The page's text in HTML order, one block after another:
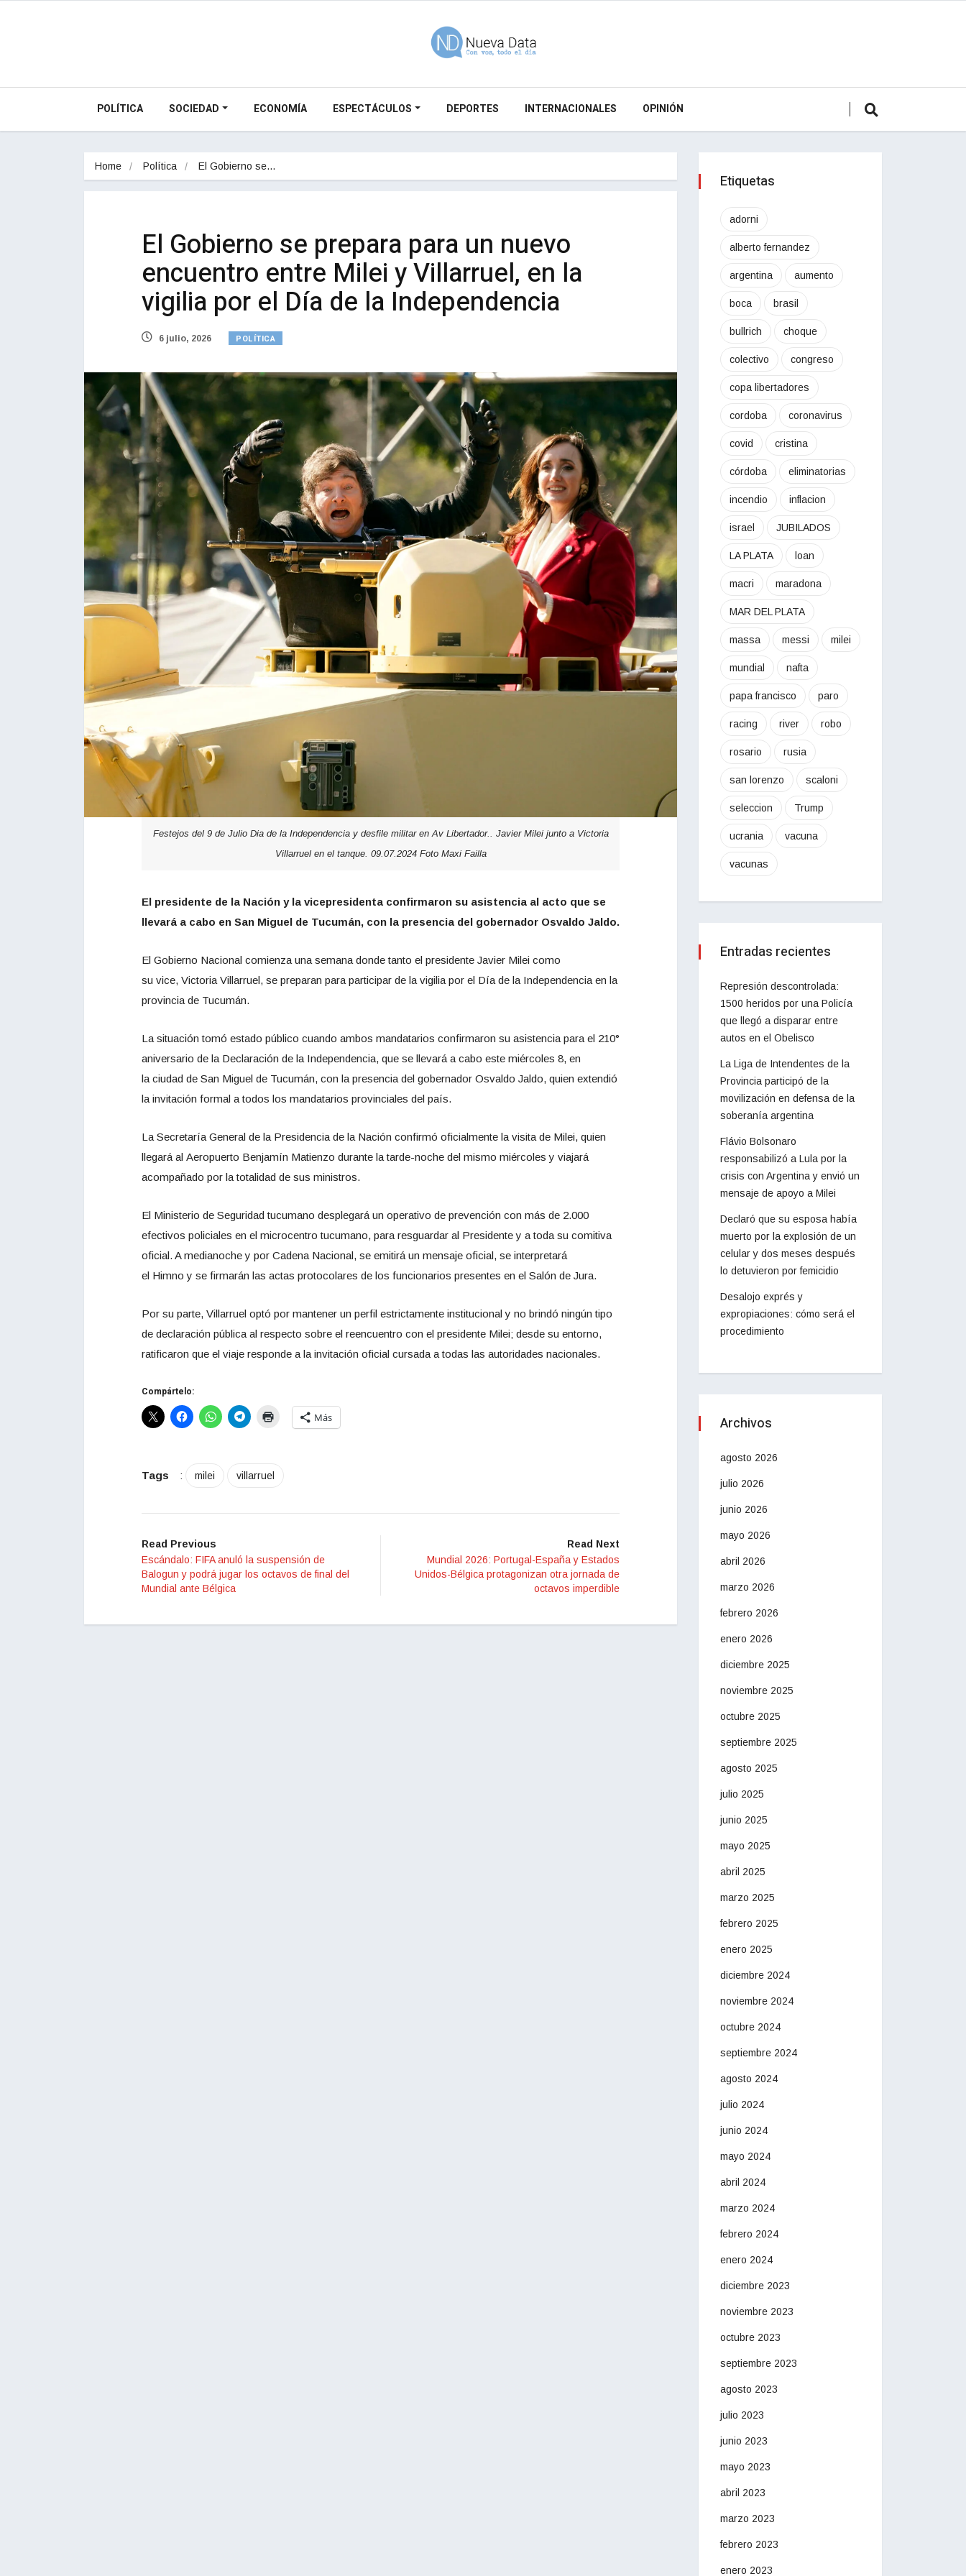
POLÍTICA SOCIEDAD ECONOMÍA ESPECTÁCULOS DEPORTES INTERNACIONALES OPINIÓN
Home Política El Gobierno se…
El Gobierno se prepara para un nuevo
encuentro entre Milei y Villarruel, en la
vigilia por el Día de la Independencia
6 julio, 2026 POLÍTICA
Festejos del 9 de Julio Dia de la Independencia y desfile militar en Av Libertador.. Javier Milei junto a Victoria
Villarruel en el tanque. 09.07.2024 Foto Maxi Failla
El presidente de la Nación y la vicepresidenta confirmaron su asistencia al acto que se
llevará a cabo en San Miguel de Tucumán, con la presencia del gobernador Osvaldo Jaldo.
El Gobierno Nacional comienza una semana donde tanto el presidente Javier Milei como
su vice, Victoria Villarruel, se preparan para participar de la vigilia por el Día de la Independencia en la
provincia de Tucumán.
La situación tomó estado público cuando ambos mandatarios confirmaron su asistencia para el 210°
aniversario de la Declaración de la Independencia, que se llevará a cabo este miércoles 8, en
la ciudad de San Miguel de Tucumán, con la presencia del gobernador Osvaldo Jaldo, quien extendió
la invitación formal a todos los mandatarios provinciales del país.
La Secretaría General de la Presidencia de la Nación confirmó oficialmente la visita de Milei, quien
llegará al Aeropuerto Benjamín Matienzo durante la tarde-noche del mismo miércoles y viajará
acompañado por la totalidad de sus ministros.
El Ministerio de Seguridad tucumano desplegará un operativo de prevención con más de 2.000
efectivos policiales en el microcentro tucumano, para resguardar al Presidente y a toda su comitiva
oficial. A medianoche y por Cadena Nacional, se emitirá un mensaje oficial, se interpretará
el Himno y se firmarán las actas protocolares de los funcionarios presentes en el Salón de Jura.
Por su parte, Villarruel optó por mantener un perfil estrictamente institucional y no brindó ningún tipo
de declaración pública al respecto sobre el reencuentro con el presidente Milei; desde su entorno,
ratificaron que el viaje responde a la invitación oficial cursada a todas las autoridades nacionales.
Compártelo:
Más
Tags : milei villarruel
Read Previous
Escándalo: FIFA anuló la suspensión de
Balogun y podrá jugar los octavos de final del
Mundial ante Bélgica
Read Next
Mundial 2026: Portugal-España y Estados
Unidos-Bélgica protagonizan otra jornada de
octavos imperdible
Etiquetas
adorni
alberto fernandez
argentina aumento
boca brasil
bullrich choque
colectivo congreso
copa libertadores
cordoba coronavirus
covid cristina
córdoba eliminatorias
incendio inflacion
israel JUBILADOS
LA PLATA loan
macri maradona
MAR DEL PLATA
massa messi milei
mundial nafta
papa francisco paro
racing river robo
rosario rusia
san lorenzo scaloni
seleccion Trump
ucrania vacuna
vacunas
Entradas recientes
Represión descontrolada:
1500 heridos por una Policía
que llegó a disparar entre
autos en el Obelisco
La Liga de Intendentes de la
Provincia participó de la
movilización en defensa de la
soberanía argentina
Flávio Bolsonaro
responsabilizó a Lula por la
crisis con Argentina y envió un
mensaje de apoyo a Milei
Declaró que su esposa había
muerto por la explosión de un
celular y dos meses después
lo detuvieron por femicidio
Desalojo exprés y
expropiaciones: cómo será el
procedimiento
Archivos
agosto 2026
julio 2026
junio 2026
mayo 2026
abril 2026
marzo 2026
febrero 2026
enero 2026
diciembre 2025
noviembre 2025
octubre 2025
septiembre 2025
agosto 2025
julio 2025
junio 2025
mayo 2025
abril 2025
marzo 2025
febrero 2025
enero 2025
diciembre 2024
noviembre 2024
octubre 2024
septiembre 2024
agosto 2024
julio 2024
junio 2024
mayo 2024
abril 2024
marzo 2024
febrero 2024
enero 2024
diciembre 2023
noviembre 2023
octubre 2023
septiembre 2023
agosto 2023
julio 2023
junio 2023
mayo 2023
abril 2023
marzo 2023
febrero 2023
enero 2023